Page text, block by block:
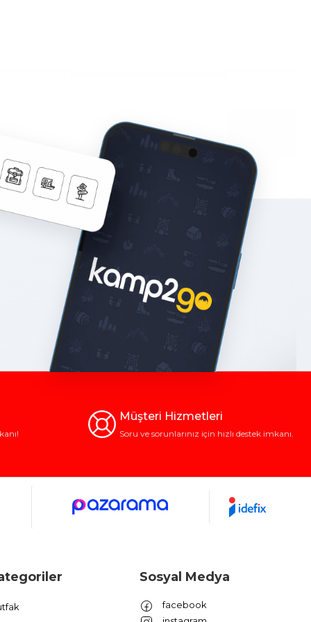
Müşteri Hizmetleri
Soru ve sorunlarınız için hızlı destek imkanı.
Sosyal Medya
facebook